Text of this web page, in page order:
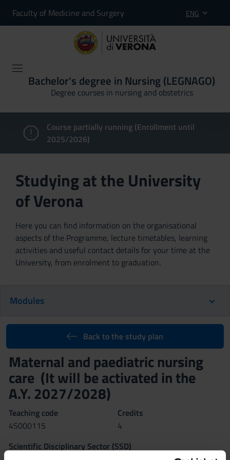
Faculty of Medicine and Surgery ENG
Bachelor's degree in Nursing (LEGNAGO)
Degree courses in nursing and obstetrics
Course partially running (Enrollment until
2025/2026)
Studying at the University
of Verona
Here you can find information on the organisational
aspects of the Programme, lecture timetables, learning
activities and useful contact details for your time at the
University, from enrolment to graduation.
Modules
Back to the study plan
Maternal and paediatric nursing
care (It will be activated in the
A.Y. 2027/2028)
Teaching code
4S000115
Credits
4
Scientific Disciplinary Sector (SSD)